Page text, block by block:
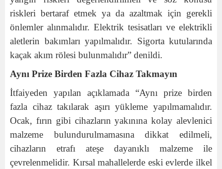
riskleri bertaraf etmek ya da azaltmak için gerekli
önlemler alınmalıdır. Elektrik tesisatları ve elektrikli
aletlerin bakımları yapılmalıdır. Sigorta kutularında
kaçak akım rölesi bulunmalıdır” denildi.
Aynı Prize Birden Fazla Cihaz Takmayın
İtfaiyeden yapılan açıklamada “Aynı prize birden
fazla cihaz takılarak aşırı yükleme yapılmamalıdır.
Ocak, fırın gibi cihazların yakınına kolay alevlenici
malzeme bulundurulmamasına dikkat edilmeli,
cihazların etrafı ateşe dayanıklı malzeme ile
çevrelenmelidir. Kırsal mahallelerde eski evlerde ilkel